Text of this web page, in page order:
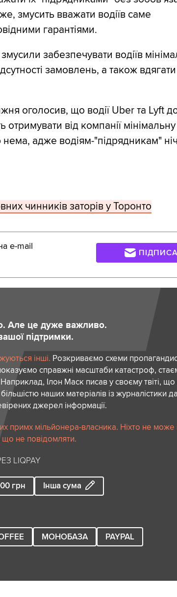
змусить вважати водіїв саме
гарантіями.
забезпечувати водіїв
замовлень, а також
оголосив, що водії Uber та Lyft
від компанії мінімальну
адже водіям-"підрядникам"
чинників заторів у Торонто
e-mail
Але це дуже важливо.
підтримки.
інші. Розкриваємо схеми
справжні масштаби катастроф,
Ілон Маск писав у своєму твіті,
наших матеріалів із журналістики
джерел інформації.
примх мільйонера-власника. Ніхто не може
не повідомляти.
LIQPAY
грн Інша сума
МОНОБАЗА PAYPAL